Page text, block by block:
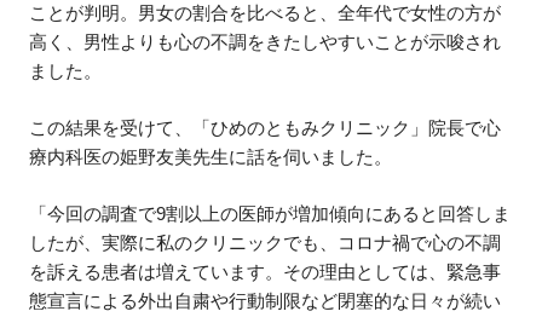
ことが判明。男女の割合を比べると、全年代で女性の方が
高く、男性よりも心の不調をきたしやすいことが示唆され
ました。
この結果を受けて、「ひめのともみクリニック」院長で心
療内科医の姫野友美先生に話を伺いました。
「今回の調査で9割以上の医師が増加傾向にあると回答しま
したが、実際に私のクリニックでも、コロナ禍で心の不調
を訴える患者は増えています。その理由としては、緊急事
態宣言による外出自粛や行動制限など閉塞的な日々が続い